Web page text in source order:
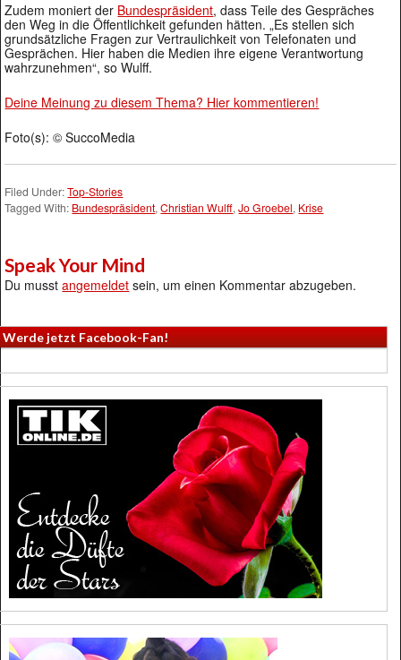
Zudem moniert der Bundespräsident, dass Teile des Gespräches
den Weg in die Öffentlichkeit gefunden hätten. „Es stellen sich
grundsätzliche Fragen zur Vertraulichkeit von Telefonaten und
Gesprächen. Hier haben die Medien ihre eigene Verantwortung
wahrzunehmen“, so Wulff.
Deine Meinung zu diesem Thema? Hier kommentieren!
Foto(s): © SuccoMedia
Filed Under:Top-Stories
Tagged With: Bundespräsident,Christian Wulff,Jo Groebel, Krise
Speak Your Mind
Du musstangemeldet sein, um einen Kommentar abzugeben.
Werde jetzt Facebook-Fan!